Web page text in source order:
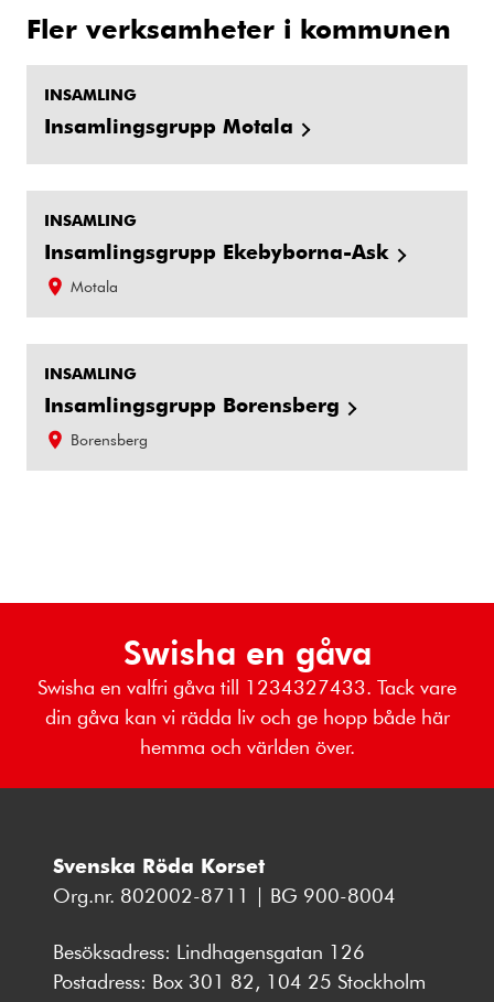
Fler verksamheter i kommunen
INSAMLING
Insamlingsgrupp Motala
INSAMLING
Insamlingsgrupp Ekebyborna-Ask
Motala
INSAMLING
Insamlingsgrupp Borensberg
Borensberg
Swisha en gåva
Swisha en valfri gåva till 1234327433. Tack vare
din gåva kan vi rädda liv och ge hopp både här
hemma och världen över.
Svenska Röda Korset
Org.nr. 802002-8711 | BG 900-8004
Besöksadress: Lindhagensgatan 126
Postadress: Box 301 82, 104 25 Stockholm